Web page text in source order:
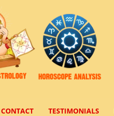
CONTACT TESTIMONIALS